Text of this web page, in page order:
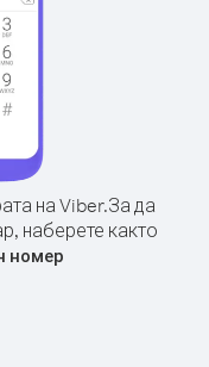
на Viber.За да
наберете както
номер